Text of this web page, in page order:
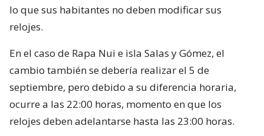
lo que sus habitantes no deben modificar sus
relojes.
En el caso de Rapa Nui e isla Salas y Gómez, el
cambio también se debería realizar el 5 de
septiembre, pero debido a su diferencia horaria,
ocurre a las 22:00 horas, momento en que los
relojes deben adelantarse hasta las 23:00 horas.